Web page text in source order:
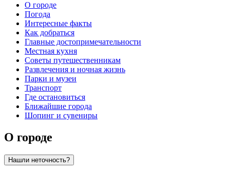
О городе
Погода
Интересные факты
Как добраться
Главные достопримечательности
Местная кухня
Советы путешественникам
Развлечения и ночная жизнь
Парки и музеи
Транспорт
Где остановиться
Ближайшие города
Шопинг и сувениры
О городе
Нашли неточность?